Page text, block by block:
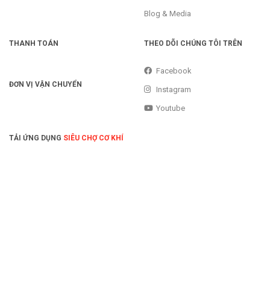
Blog & Media
THANH TOÁN
ĐƠN VỊ VẬN CHUYỂN
THEO DÕI CHÚNG TÔI TRÊN
Facebook
Instagram
Youtube
TẢI ỨNG DỤNG SIÊU CHỢ CƠ KHÍ